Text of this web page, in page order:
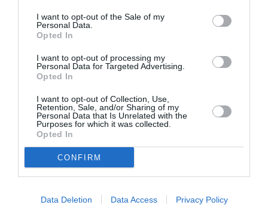
I want to opt-out of the Sale of my
Personal Data.
Opted In
I want to opt-out of processing my
Personal Data for Targeted Advertising.
Opted In
I want to opt-out of Collection, Use,
Retention, Sale, and/or Sharing of my
Personal Data that Is Unrelated with the
Purposes for which it was collected.
Opted In
CONFIRM
Data Deletion Data Access Privacy Policy
DERNIERS COMMENTAIRES
Kylea commenté l'article :
relier le Royaume à 14 pays européens